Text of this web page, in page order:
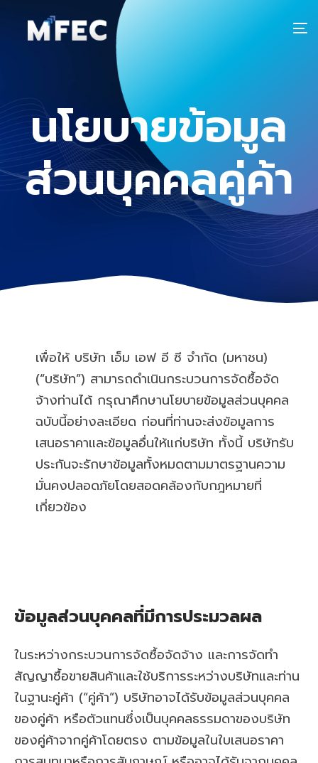
นโยบายข้อมูล
ส่วนบุคคลคู่ค้า
เพื่อให้ บริษัท เอ็ม เอฟ อี ซี จำกัด (มหาชน)
(“บริษัท”) สามารถดำเนินกระบวนการจัดซื้อจัด
จ้างท่านได้ กรุณาศึกษานโยบายข้อมูลส่วนบุคคล
ฉบับนี้อย่างละเอียด ก่อนที่ท่านจะส่งข้อมูลการ
เสนอราคาและข้อมูลอื่นให้แก่บริษัท ทั้งนี้ บริษัทรับ
ประกันจะรักษาข้อมูลทั้งหมดตามมาตรฐานความ
มั่นคงปลอดภัยโดยสอดคล้องกับกฎหมายที่
เกี่ยวข้อง
ข้อมูลส่วนบุคคลที่มีการประมวลผล
ในระหว่างกระบวนการจัดซื้อจัดจ้าง และการจัดทำ
สัญญาซื้อขายสินค้าและใช้บริการระหว่างบริษัทและท่าน
ในฐานะคู่ค้า (“คู่ค้า”) บริษัทอาจได้รับข้อมูลส่วนบุคคล
ของคู่ค้า หรือตัวแทนซึ่งเป็นบุคคลธรรมดาของบริษัท
ของคู่ค้าจากคู่ค้าโดยตรง ตามข้อมูลในใบเสนอราคา